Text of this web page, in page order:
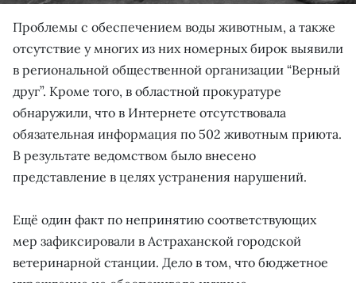
Проблемы с обеспечением воды животным, а также
отсутствие у многих из них номерных бирок выявили
в региональной общественной организации “Верный
друг”. Кроме того, в областной прокуратуре
обнаружили, что в Интернете отсутствовала
обязательная информация по 502 животным приюта.
В результате ведомством было внесено
представление в целях устранения нарушений.
Ещё один факт по непринятию соответствующих
мер зафиксировали в Астраханской городской
ветеринарной станции. Дело в том, что бюджетное